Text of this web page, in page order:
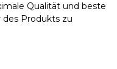
Qualität und beste
Produkts zu